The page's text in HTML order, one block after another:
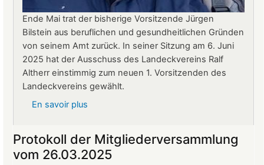
Ende Mai trat der bisherige Vorsitzende Jürgen
Bilstein aus beruflichen und gesundheitlichen Gründen
von seinem Amt zurück. In seiner Sitzung am 6. Juni
2025 hat der Ausschuss des Landeckvereins Ralf
Altherr einstimmig zum neuen 1. Vorsitzenden des
Landeckvereins gewählt.
En savoir plus
Altherr
ist
neuer
Protokoll der Mitgliederversammlung
vom 26.03.2025